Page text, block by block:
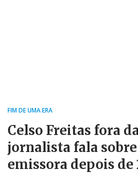
FIM DE UMA ERA
Celso Freitas fora
jornalista fala
emissora depois de